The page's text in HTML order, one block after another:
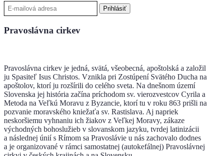
Pravoslávna cirkev
Pravoslávna cirkev je jedná, svätá, všeobecná, apoštolská a založil
ju Spasiteľ Isus Christos. Vznikla pri Zostúpení Svätého Ducha na
apoštolov, ktorí ju rozšírili do celého sveta. Na dnešnom území
Slovenska jej história začína príchodom sv. vierozvestcov Cyrila a
Metoda na Veľkú Moravu z Byzancie, ktorí tu v roku 863 prišli na
pozvanie moravského kniežaťa sv. Rastislava. Aj napriek
neskoršiemu vyhnaniu ich žiakov z Veľkej Moravy, zákaze
východných bohoslužieb v slovanskom jazyku, tvrdej latinizácii
a následnej únií s Rímom sa Pravoslávie u nás zachovalo dodnes
a je organizované v rámci samostatnej (autokefálnej) Pravoslávnej